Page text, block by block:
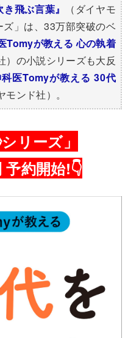
飛ぶ言葉』
（ダイヤモ
」は、33万部突破のベ
Tomyが教える 心の執着
）の小説シリーズも大反
科医Tomyが教える 30代
モンド社）。
リーズ」
予約開始!👇